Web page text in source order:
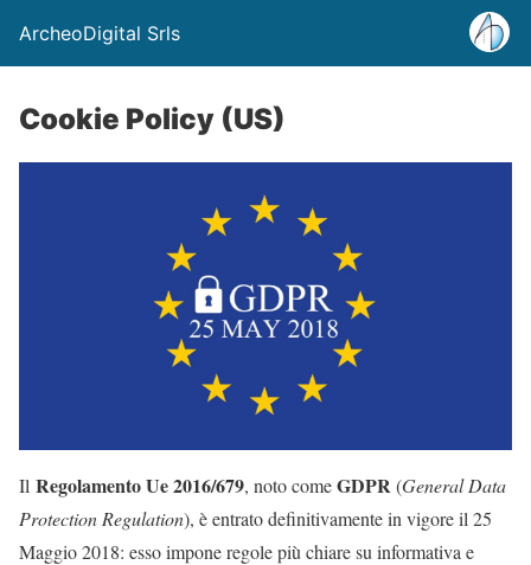
ArcheoDigital Srls
Cookie Policy (US)
Il Regolamento Ue 2016/679, noto comeGDPR(General Data
Protection Regulation), è entrato definitivamente in vigore il 25
Maggio 2018: esso impone regole più chiare su informativa e